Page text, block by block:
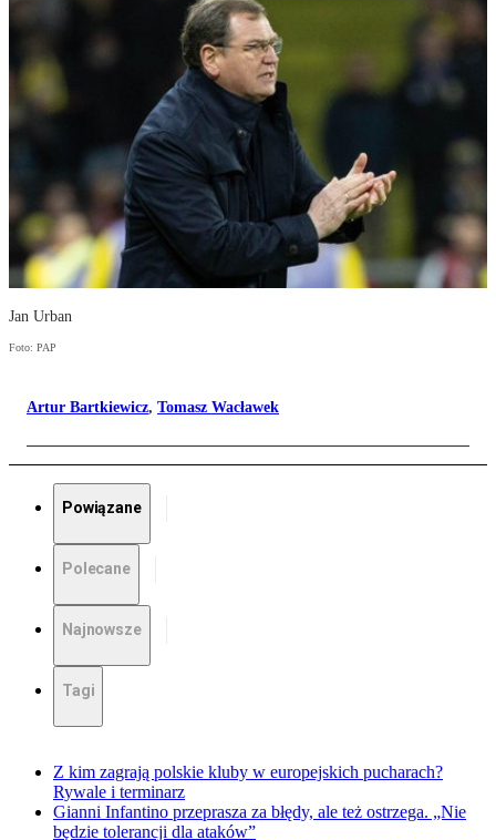
Jan Urban
Foto: PAP
Artur Bartkiewicz, Tomasz Wacławek
Powiązane
Polecane
Najnowsze
Tagi
Z kim zagrają polskie kluby w europejskich pucharach?
Rywale i terminarz
Gianni Infantino przeprasza za błędy, ale też ostrzega. „Nie
będzie tolerancji dla ataków”